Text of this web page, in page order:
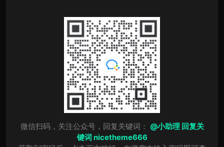
微信扫码，关注公众号，回复关键词： @小助理 回复关
键词 nicetheme666